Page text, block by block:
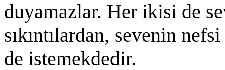
duyamazlar. Her ikisi de
sıkıntılardan, sevenin
de istemekdedir.